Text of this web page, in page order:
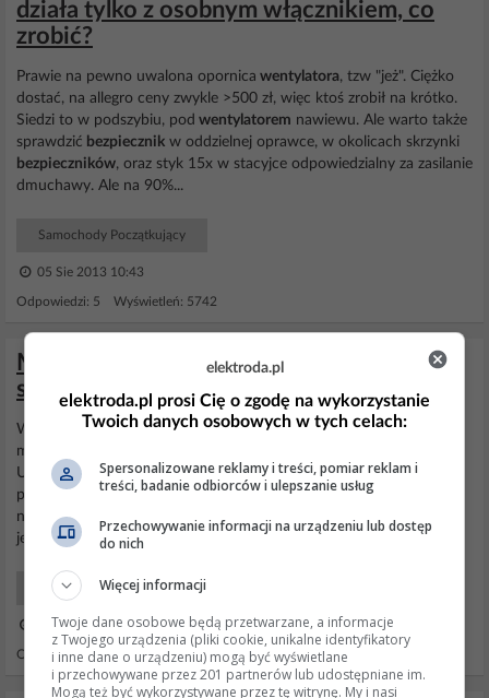
działa tylko z osobnym włącznikiem, co
zrobić?
Prawie na pewno uwalona opornica wentylatora, tzw "jeż". Ciężko
dostać, na allegro ceny zwykle >500 zł, więc ktoś zrobił na krótko.
Siedzi to w podszybiu, pod wentylatorem nawiewu. Ale warto także
sprawdzić bezpiecznik w oddzielnej oprawce, w okolicach skrzynki
bezpieczników, oraz styk 15x w stacyjce odpowiedzialny za zasilanie
dmuchawy. Ale na 90%...
Samochody Początkujący
05 Sie 2013 10:43
Odpowiedzi: 5 Wyświetleń: 5742
Mercedes ml270 cdi - Uszkodzony
sterownik wentylatora silnika
Witam. Mam problem z podłączeniemwentylatorawMercedesie
ml270. W poprzednim padł sterownik oraz
Udało mi się dostaćwentylatorale od przedlifta i różni się
podłączeniem. W starym zasilanie było na końcówkach z
nakrętkami i mała kostka do sterowania, w tym , który kupiłem jest
jedna kostka, w której są dwa grube piny od zasilania...
Samochody Elektryka i elektronika
28 Kwi 2019 09:23
Odpowiedzi: 1 Wyświetleń: 2316
elektroda.pl
elektroda.pl prosi Cię o zgodę na wykorzystanie
Twoich danych osobowych w tych celach:
Spersonalizowane reklamy i treści, pomiar reklam i
treści, badanie odbiorców i ulepszanie usług
Przechowywanie informacji na urządzeniu lub dostęp
do nich
Więcej informacji
Twoje dane osobowe będą przetwarzane, a informacje
z Twojego urządzenia (pliki cookie, unikalne identyfikatory
i inne dane o urządzeniu) mogą być wyświetlane
i przechowywane przez 201 partnerów lub udostępniane im.
Mogą też być wykorzystywane przez tę witrynę. My i nasi